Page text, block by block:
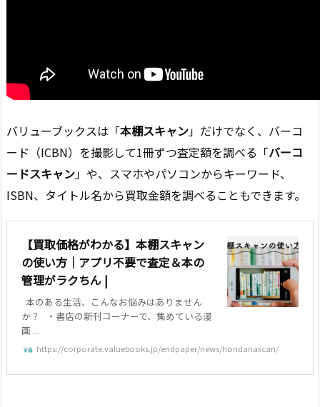
バリューブックスは「本棚スキャン」だけでなく、バーコ
ード（ICBN）を撮影して1冊ずつ査定額を調べる「バーコ
ードスキャン」や、スマホやパソコンからキーワード、
ISBN、タイトル名から買取金額を調べることもできます。
【買取価格がわかる】本棚スキャン
の使い方｜アプリ不要で査定＆本の
管理がラクちん |
本のある生活、こんなお悩みはありません
か？ ・書店の新刊コーナーで、集めている漫
画 ...
https://corporate.valuebooks.jp/endpaper/news/hondanascan/